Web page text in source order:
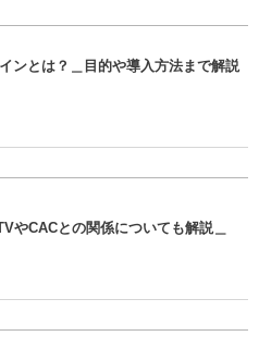
ンとは？＿目的や導入方法まで解説
やCACとの関係についても解説＿